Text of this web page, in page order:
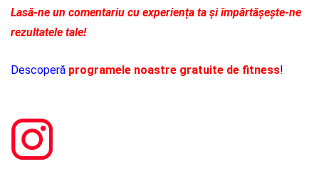
Lasă-ne un comentariu cu experiența ta și împărtășește-ne
rezultatele tale!
Descoperă programele noastre gratuite de fitness!